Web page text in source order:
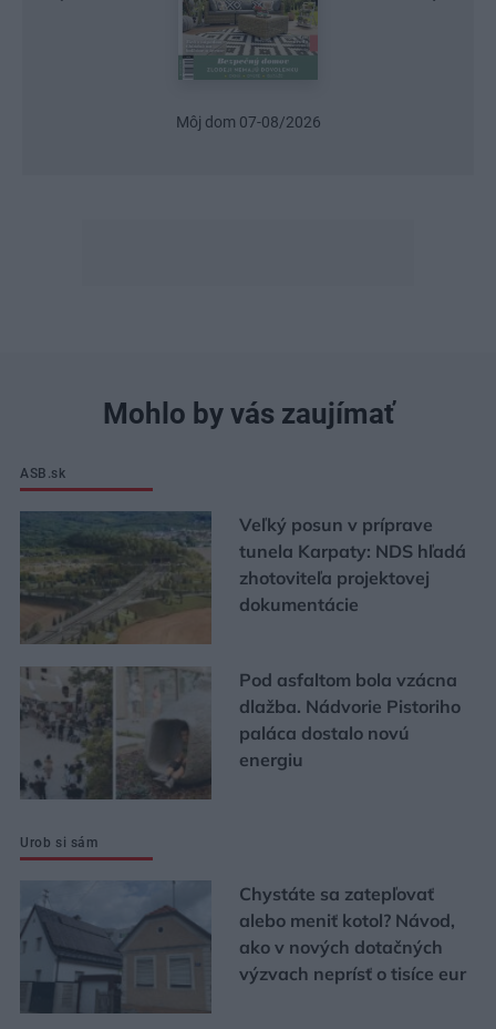
Urob si sám 6/2026
Mohlo by vás zaujímať
ASB.sk
Veľký posun v príprave
tunela Karpaty: NDS hľadá
zhotoviteľa projektovej
dokumentácie
Pod asfaltom bola vzácna
dlažba. Nádvorie Pistoriho
paláca dostalo novú
energiu
Urob si sám
Chystáte sa zatepľovať
alebo meniť kotol? Návod,
ako v nových dotačných
výzvach neprísť o tisíce eur